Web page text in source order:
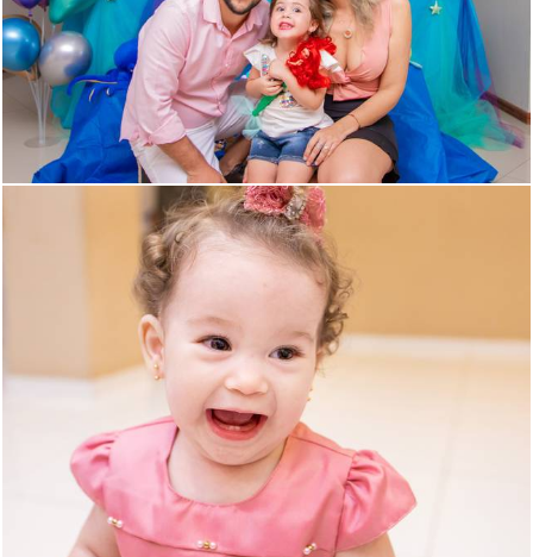
2811 4
2586 7